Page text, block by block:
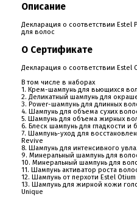
Описание
Декларация о соответствии Estel
для волос
О Сертификате
Декларация о соответствии Estel
В том числе в наборах
1. Крем-шампунь для вьющихся
2. Деликатный шампунь для
3. Power-шампунь для длинных
4. Шампунь для объема сухих
5. Шампунь для объема жирных
6. Блеск шампунь для гладкости и
7. Шампунь-уход для
Revive
8. Шампунь для интенсивного
9. Минеральный шампунь для
10. Минеральный шампунь для
11. Шампунь активатор роста
12. Шампунь от перхоти Estel Otium
13. Шампунь для жирной кожи
Unique
О компании
Ваша скидка
Контактная информация
Доставка
В помощь покупателю